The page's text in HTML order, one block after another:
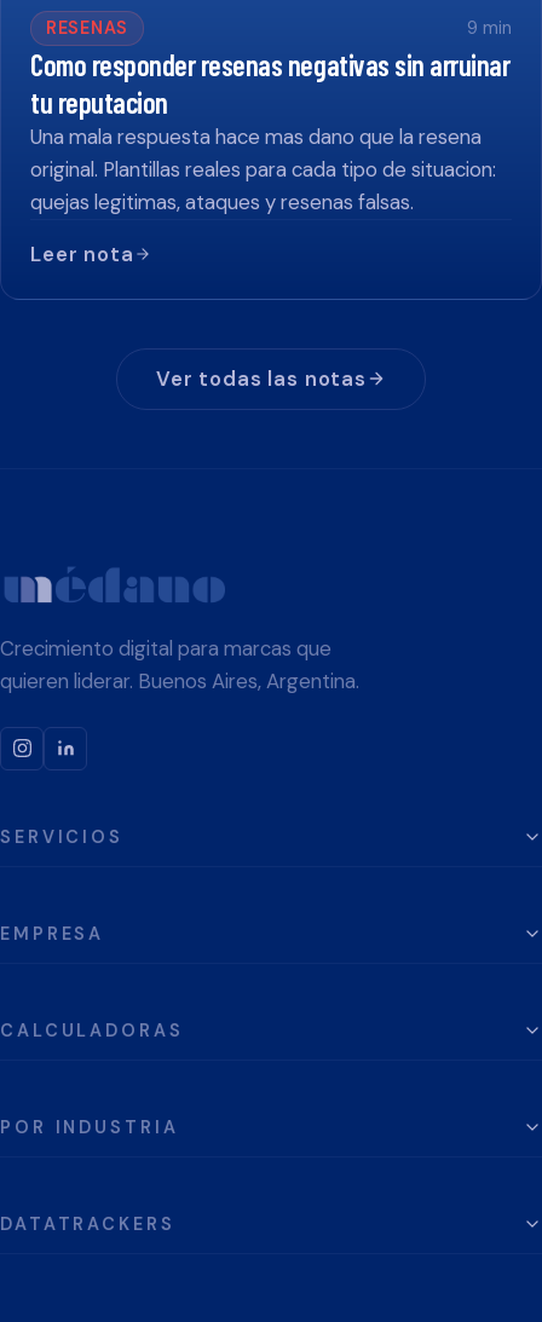
RESENAS 9 min
Como responder resenas negativas sin arruinar
tu reputacion
Una mala respuesta hace mas dano que la resena
original. Plantillas reales para cada tipo de situacion:
quejas legitimas, ataques y resenas falsas.
Leer nota
Ver todas las notas
Crecimiento digital para marcas que
quieren liderar. Buenos Aires, Argentina.
SERVICIOS
EMPRESA
CALCULADORAS
POR INDUSTRIA
DATATRACKERS